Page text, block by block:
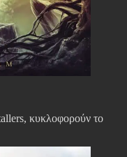
κυκλοφορούν το